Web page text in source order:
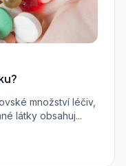
množství léčiv,
látky obsahuj...